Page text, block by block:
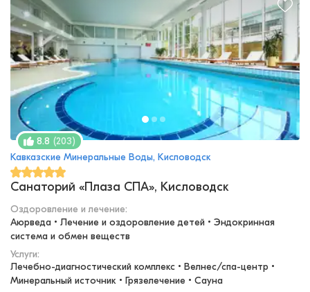
8.8 (203)
Кавказские Минеральные Воды, Кисловодск
Санаторий «Плаза СПА», Кисловодск
Оздоровление и лечение:
Аюрведа • Лечение и оздоровление детей • Эндокринная
система и обмен веществ
Услуги:
Лечебно-диагностический комплекс • Велнес/спа-центр •
Минеральный источник • Грязелечение • Сауна